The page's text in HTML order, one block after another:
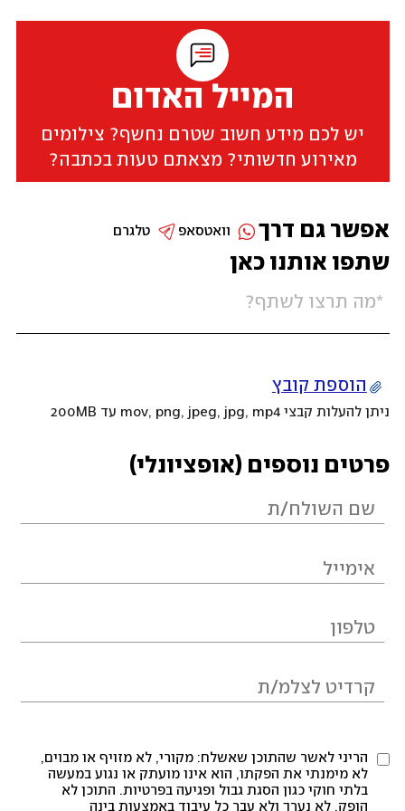
המייל האדום
יש לכם מידע חשוב שטרם נחשף? צילומים
מאירוע חדשותי? מצאתם טעות בכתבה?
שתפו אותנו כאן
הוספת קובץ
ניתן להעלות קבצי mov, png, jpeg, jpg, mp4 עד 200MB
פרטים נוספים (אופציונלי)
הריני לאשר שהתוכן שאשלח: מקורי, לא מזויף או מבוים,
לא מימנתי את הפקתו, הוא אינו מועתק או נגוע במעשה
בלתי חוקי כגון הסגת גבול ופגיעה בפרטיות. התוכן לא
הופק, לא נערך ולא עבר כל עיבוד באמצעות בינה
אפשר גם דרך טלגרם וואטסאפ